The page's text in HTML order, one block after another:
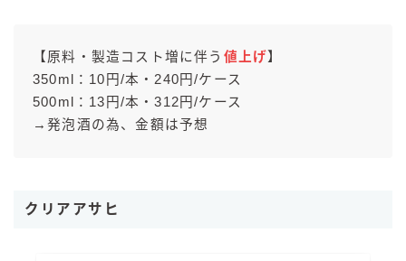
【原料・製造コスト増に伴う 値上げ】
350ml：10円/本・240円/ケース
500ml：13円/本・312円/ケース
→発泡酒の為、金額は予想
クリアアサヒ